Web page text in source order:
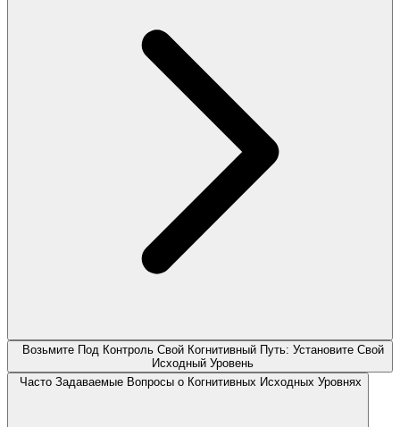
Возьмите Под Контроль Свой Когнитивный Путь: Установите Свой
Исходный Уровень
Часто Задаваемые Вопросы о Когнитивных Исходных Уровнях